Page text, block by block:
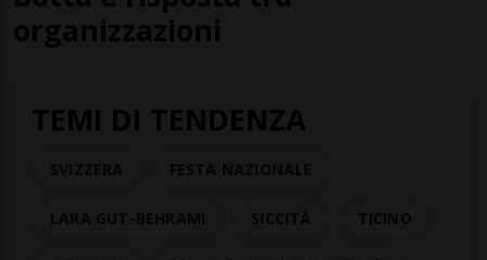
organizzazioni
TEMI DI TENDENZA